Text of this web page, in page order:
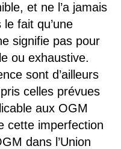
et ne l’a jamais
fait qu’une
signifie pas pour
ou exhaustive.
sont d’ailleurs
celles prévues
aux OGM
cette imperfection
dans l’Union